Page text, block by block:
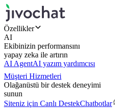
Özellikler
AI
Ekibinizin performansını
yapay zeka ile artırın
AI AgentAI yazım yardımcısı
Müşteri Hizmetleri
Olağanüstü bir destek deneyimi
sunun
Siteniz için Canlı DestekChatbotlar